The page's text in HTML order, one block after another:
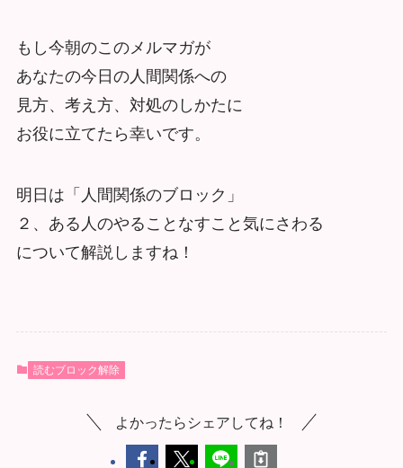
もし今朝のこのメルマガが
あなたの今日の人間関係への
見方、考え方、対処のしかたに
お役に立てたら幸いです。
明日は「人間関係のブロック」
２、ある人のやることなすこと気にさわる
について解説しますね！
読むブロック解除
よかったらシェアしてね！